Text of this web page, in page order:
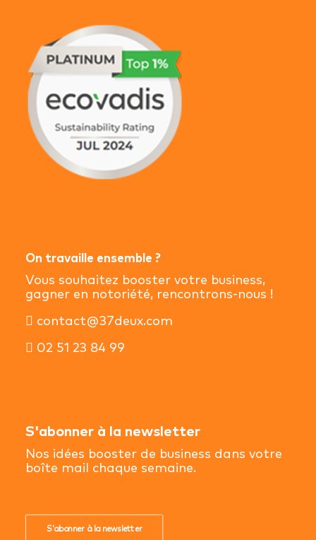
On travaille ensemble ?
Vous souhaitez booster votre business,
gagner en notoriété, rencontrons-nous !
contact@37deux.com
02 51 23 84 99
S'abonner à la newsletter
Nos idées booster de business dans votre
boîte mail chaque semaine.
S'abonner à la newsletter